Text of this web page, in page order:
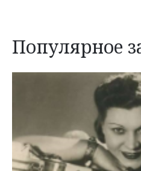
Популярное